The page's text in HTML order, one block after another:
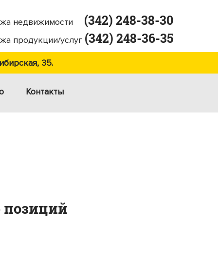
недвижимости (342) 248-38-30
продукции/услуг (342) 248-36-35
35.
Контакты
позиций